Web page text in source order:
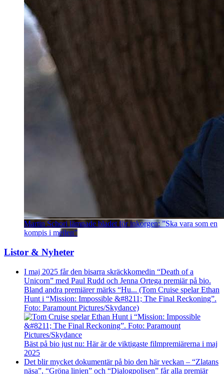
Martin Schori lämnade bladet för inkorgen: ”Ska vara som en
kompis i mejlen”
Listor & Nyheter
I maj 2025 får den bisarra skräckkomedin “Death of a
Unicorn” med Paul Rudd och Jenna Ortega premiär på bio.
Bland andra premiärer märks “Hu... (Tom Cruise spelar Ethan
Hunt i “Mission: Impossible &#8211; The Final Reckoning”.
Foto: Paramount Pictures/Skydance)
Bäst på bio just nu: Här är de viktigaste filmpremiärerna i maj
2025
Det blir mycket dokumentär på bio den här veckan – “Zlatans
näsa”, “Gröna linjen” och “Dialogpolisen” får alla premiär